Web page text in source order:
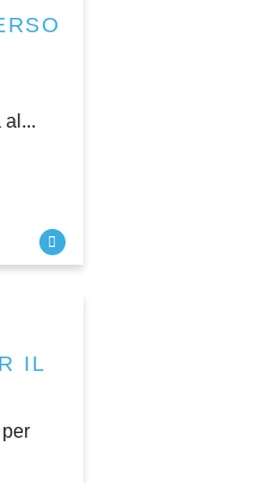
al...
IL